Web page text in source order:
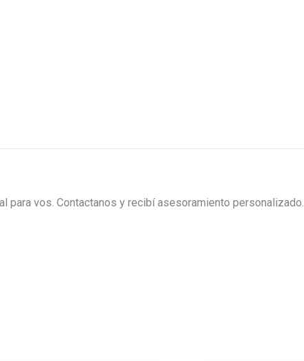
para vos. Contactanos y recibí asesoramiento personalizado.